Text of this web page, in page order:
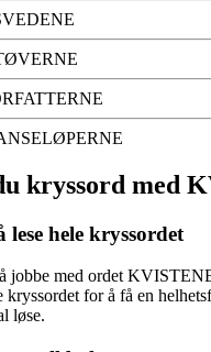
kryssord med
lese hele kryssordet
jobbe med ordet
kryssordet for å få en
løse.